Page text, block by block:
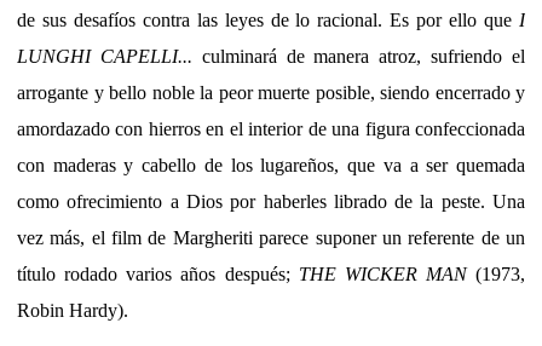
de sus desafíos contra las leyes de lo racional. Es por ello que I
LUNGHI CAPELLI... culminará de manera atroz, sufriendo el
arrogante y bello noble la peor muerte posible, siendo encerrado y
amordazado con hierros en el interior de una figura confeccionada
con maderas y cabello de los lugareños, que va a ser quemada
como ofrecimiento a Dios por haberles librado de la peste. Una
vez más, el film de Margheriti parece suponer un referente de un
título rodado varios años después; THE WICKER MAN(1973,
Robin Hardy).